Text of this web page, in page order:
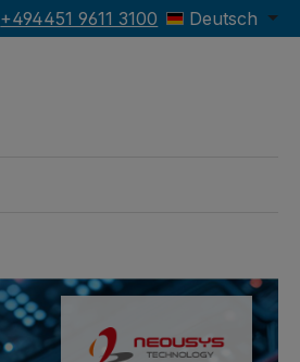
+494451 9611 3100 Deutsch